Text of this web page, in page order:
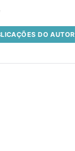
DO AUTOR